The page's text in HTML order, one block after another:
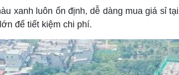
xanh luôn ổn định, dễ dàng mua giá sỉ
để tiết kiệm chi phí.